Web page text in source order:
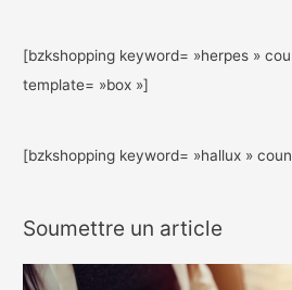
[bzkshopping keyword= »herpes »
template= »box »]
[bzkshopping keyword= »hallux »
Soumettre un article